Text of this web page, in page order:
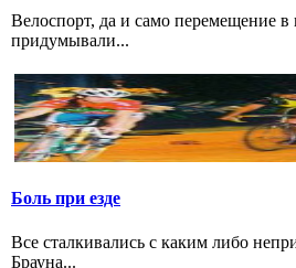
Велоспорт, да и само перемещение в
придумывали...
Боль при езде
Все сталкивались с каким либо
Брауна...